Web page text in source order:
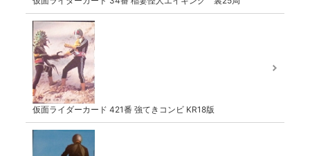
仮面ライダーカード 421番 強てきコンビ KR18版